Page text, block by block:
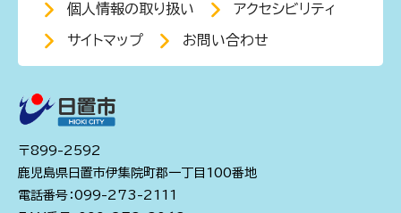
個人情報の取り扱い アクセシビリティ
サイトマップ お問い合わせ
〒899-2592
鹿児島県日置市伊集院町郡一丁目100番地
電話番号：099-273-2111